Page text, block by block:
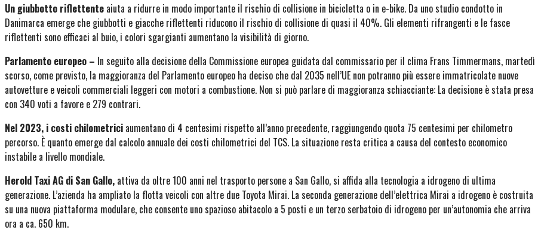
Un giubbotto riflettente aiuta a ridurre in modo importante il rischio di collisione in bicicletta o in e-bike. Da uno studio condotto in
Danimarca emerge che giubbotti e giacche riflettenti riducono il rischio di collisione di quasi il 40%. Gli elementi rifrangenti e le fasce
riflettenti sono efficaci al buio, i colori sgargianti aumentano la visibilità di giorno.
Parlamento europeo – In seguito alla decisione della Commissione europea guidata dal commissario per il clima Frans Timmermans, martedì
scorso, come previsto, la maggioranza del Parlamento europeo ha deciso che dal 2035 nell’UE non potranno più essere immatricolate nuove
autovetture e veicoli commerciali leggeri con motori a combustione. Non si può parlare di maggioranza schiacciante: La decisione è stata presa
con 340 voti a favore e 279 contrari.
Nel 2023, i costi chilometrici aumentano di 4 centesimi rispetto all’anno precedente, raggiungendo quota 75 centesimi per chilometro
percorso. È quanto emerge dal calcolo annuale dei costi chilometrici del TCS. La situazione resta critica a causa del contesto economico
instabile a livello mondiale.
Herold Taxi AG di San Gallo, attiva da oltre 100 anni nel trasporto persone a San Gallo, si affida alla tecnologia a idrogeno di ultima
generazione. L’azienda ha ampliato la flotta veicoli con altre due Toyota Mirai. La seconda generazione dell’elettrica Mirai a idrogeno è costruita
su una nuova piattaforma modulare, che consente uno spazioso abitacolo a 5 posti e un terzo serbatoio di idrogeno per un’autonomia che arriva
ora a ca. 650 km.